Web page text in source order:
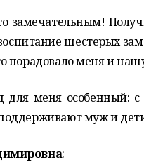
замечательным!
шестерых
порадовало меня и
для меня особенный:
муж и
: